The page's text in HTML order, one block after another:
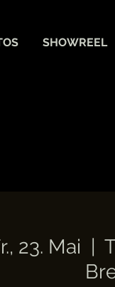
SHOWREEL
23. Mai
  |